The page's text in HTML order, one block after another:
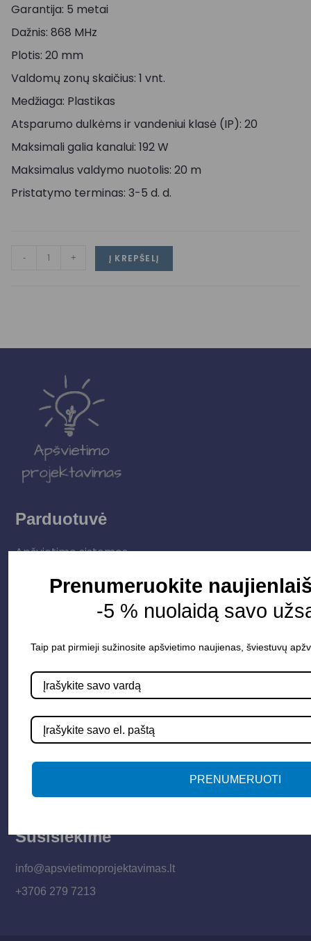
Garantija: 5 metai
Dažnis: 868 MHz
Plotis: 20 mm
Valdomų zonų skaičius: 1 vnt.
Medžiaga: Plastikas
Atsparumo dulkėms ir vandeniui klasė (IP): 20
Maksimali galia kanalui: 192 W
Maksimalus valdymo nuotolis: 20 m
Pristatymo terminas: 3-5 d. d.
- + Į KREPŠELĮ
Parduotuvė
Apšvietimo sistemos
Lauko šviestuvai
Vidaus apšvietimas
Informacija
Apie mus
Paslaugos
Apšvietimo mokymų įrašas
Susisiekime
info@apsvietimoprojektavimas.lt
+3706 279 7213
Prenumeruokite
-5 % nuolaidą savo
Taip pat pirmieji sužinosite apšvietimo naujienas, šviestuvų
PRENUMERUOTI